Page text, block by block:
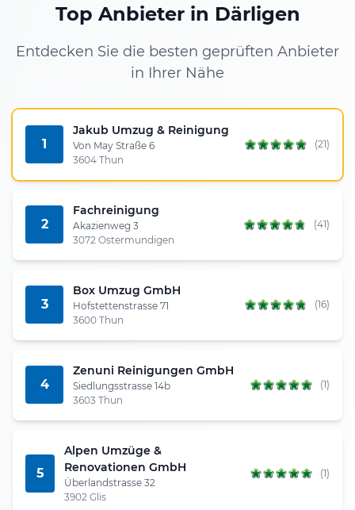
Top Anbieter in Därligen
Entdecken Sie die besten geprüften Anbieter
in Ihrer Nähe
1
Jakub Umzug & Reinigung
Von May Straße 6
3604 Thun
(21)
2
Fachreinigung
Akazienweg 3
3072 Ostermundigen
(41)
3
Box Umzug GmbH
Hofstettenstrasse 71
3600 Thun
(16)
4
Zenuni Reinigungen GmbH
Siedlungsstrasse 14b
3603 Thun
(1)
5
Alpen Umzüge &
Renovationen GmbH
Überlandstrasse 32
3902 Glis
(1)